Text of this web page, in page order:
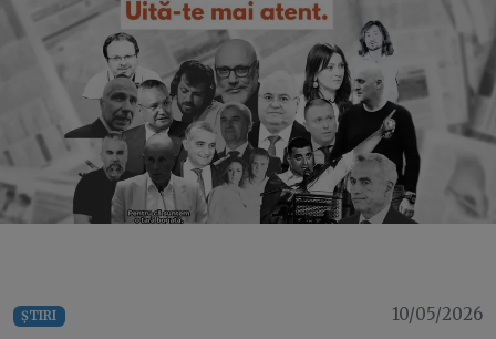
ȘTIRI 10/05/2026